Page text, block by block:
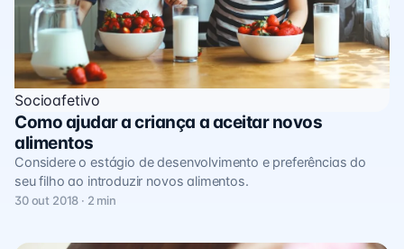
Socioafetivo
Como ajudar a criança a aceitar novos
alimentos
Considere o estágio de desenvolvimento e preferências do
seu filho ao introduzir novos alimentos.
30 out 2018 · 2 min